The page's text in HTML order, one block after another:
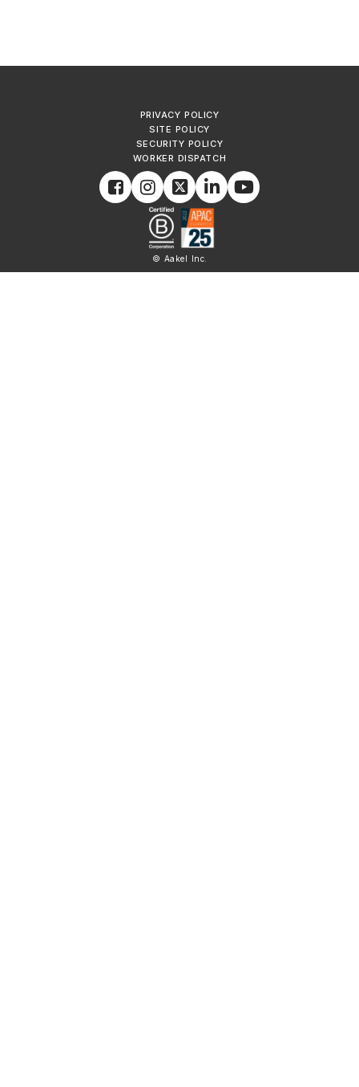
PRIVACY POLICY
SITE POLICY
SECURITY POLICY
WORKER DISPATCH
© Aakel Inc.